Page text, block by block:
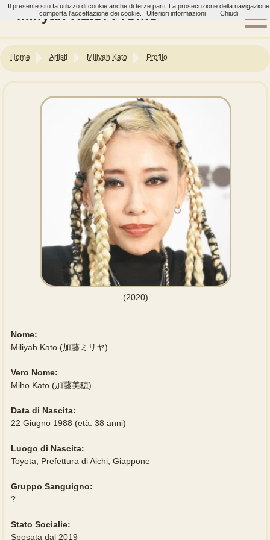
Miliyah Kato: Profilo
Home Artisti Miliyah Kato Profilo
(2020)
Nome:
Miliyah Kato (加藤ミリヤ)
Vero Nome:
Miho Kato (加藤美穂)
Data di Nascita:
22 Giugno 1988 (età: 38 anni)
Luogo di Nascita:
Toyota, Prefettura di Aichi, Giappone
Gruppo Sanguigno:
?
Stato Socialie:
Sposata dal 2019
Il presente sito fa utilizzo di cookie anche di terze parti. La prosecuzione della navigazione
comporta l'accettazione dei cookie.
Ulteriori informazioni Chiudi